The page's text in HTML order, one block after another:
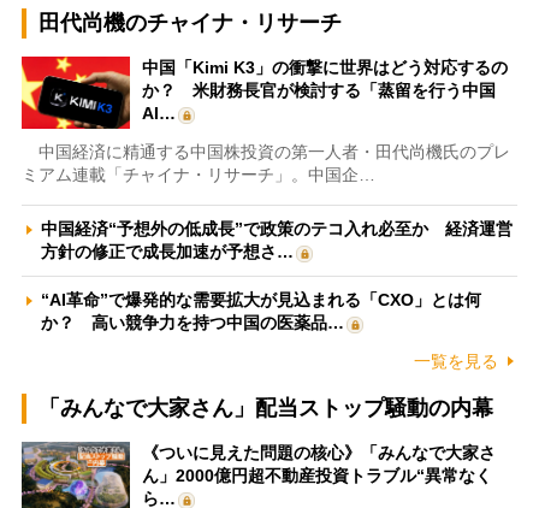
田代尚機のチャイナ・リサーチ
中国「Kimi K3」の衝撃に世界はどう対応するの
か？ 米財務長官が検討する「蒸留を行う中国
AI…
中国経済に精通する中国株投資の第一人者・田代尚機氏のプレ
ミアム連載「チャイナ・リサーチ」。中国企…
中国経済“予想外の低成長”で政策のテコ入れ必至か 経済運営
方針の修正で成長加速が予想さ…
“AI革命”で爆発的な需要拡大が見込まれる「CXO」とは何
か？ 高い競争力を持つ中国の医薬品…
一覧を見る
「みんなで大家さん」配当ストップ騒動の内幕
《ついに見えた問題の核心》「みんなで大家さ
ん」2000億円超不動産投資トラブル“異常なく
ら…